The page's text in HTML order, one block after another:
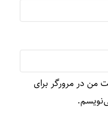
من در مرورگر برای